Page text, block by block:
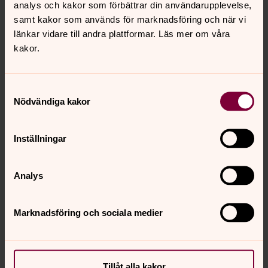
analys och kakor som förbättrar din användarupplevelse,
samt kakor som används för marknadsföring och när vi
länkar vidare till andra plattformar. Läs mer om våra
kakor.
Nödvändiga kakor
Inställningar
Analys
Marknadsföring och sociala medier
Tillåt alla kakor
Jonas Bodin, diakon
Tfn: 08-511 862 24
jonas.bodin@svenskakyrkan.se
Ge en gåva direkt:
Pg: 90 01 22-3
Svenska kyrkans internationella arbete
kyrkans webb-shop.
Synpunkter eller frågor på sidans